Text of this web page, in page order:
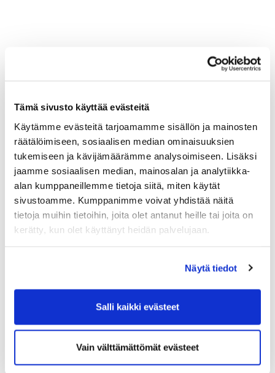
Tämä sivusto käyttää evästeitä
Käytämme evästeitä tarjoamamme sisällön ja mainosten
räätälöimiseen, sosiaalisen median ominaisuuksien
tukemiseen ja kävijämäärämme analysoimiseen. Lisäksi
jaamme sosiaalisen median, mainosalan ja analytiikka-
alan kumppaneillemme tietoja siitä, miten käytät
sivustoamme. Kumppanimme voivat yhdistää näitä
tietoja muihin tietoihin, joita olet antanut heille tai joita on
kerätty, kun olet käyttänyt heidän palvelujaan.
Näytä tiedot
Salli kaikki evästeet
Vain välttämättömät evästeet
PGK:n Oliver Honkanen mukana Erkko Trophyssa
04.08.
​​​​​​​Senioreiden seuraottelu SHG - PGK 13.8.2026.
03.08.
PGK:n miesten ja naisten seuran mestaruudesta pelataan
21.-23.8.2026
Golfshop Open 27r
Tulevat tapahtumat